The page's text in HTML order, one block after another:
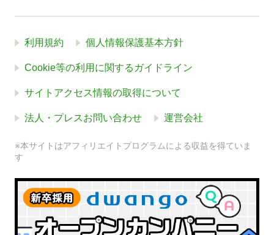
利用規約 個人情報保護基本方針
Cookie等の利用に関するガイドライン
サイトアクセス情報の取得について
法人・プレスお問い合わせ 運営会社
※本サイトはアフィリエイトプログラムによる収益を得ていま
す